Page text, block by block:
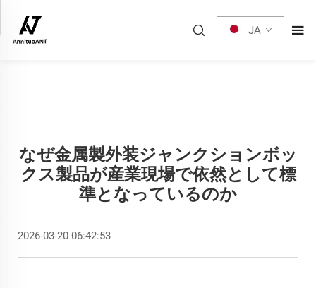
JA
なぜ金属製外装ジャンクションボッ
クス製品が産業現場で依然として標
準となっているのか
2026-03-20 06:42:53